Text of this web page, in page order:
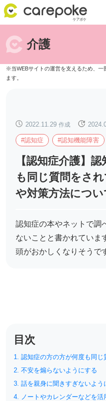
ID・パスワード
カテゴリー
介護 お金のこと
予防
料金プラン
脳トレ -頭の体操-
介護事業所検索
ポケットレシピ
キャンペーン一覧
介護
2022.11.29 作成
#認知症 #認知機能障害
【認知症介護】
も同じ質問をさ
や対策方法につい
認知症の本やネットで調
ないことと書かれていま
頭がおかしくなりそうで
目次
1. 認知症の方の方が何度も同じ
2. 不安を煽らないようにする
3. 話を親身に聞きすぎないよう
4. ノートやカレンダーなどを活